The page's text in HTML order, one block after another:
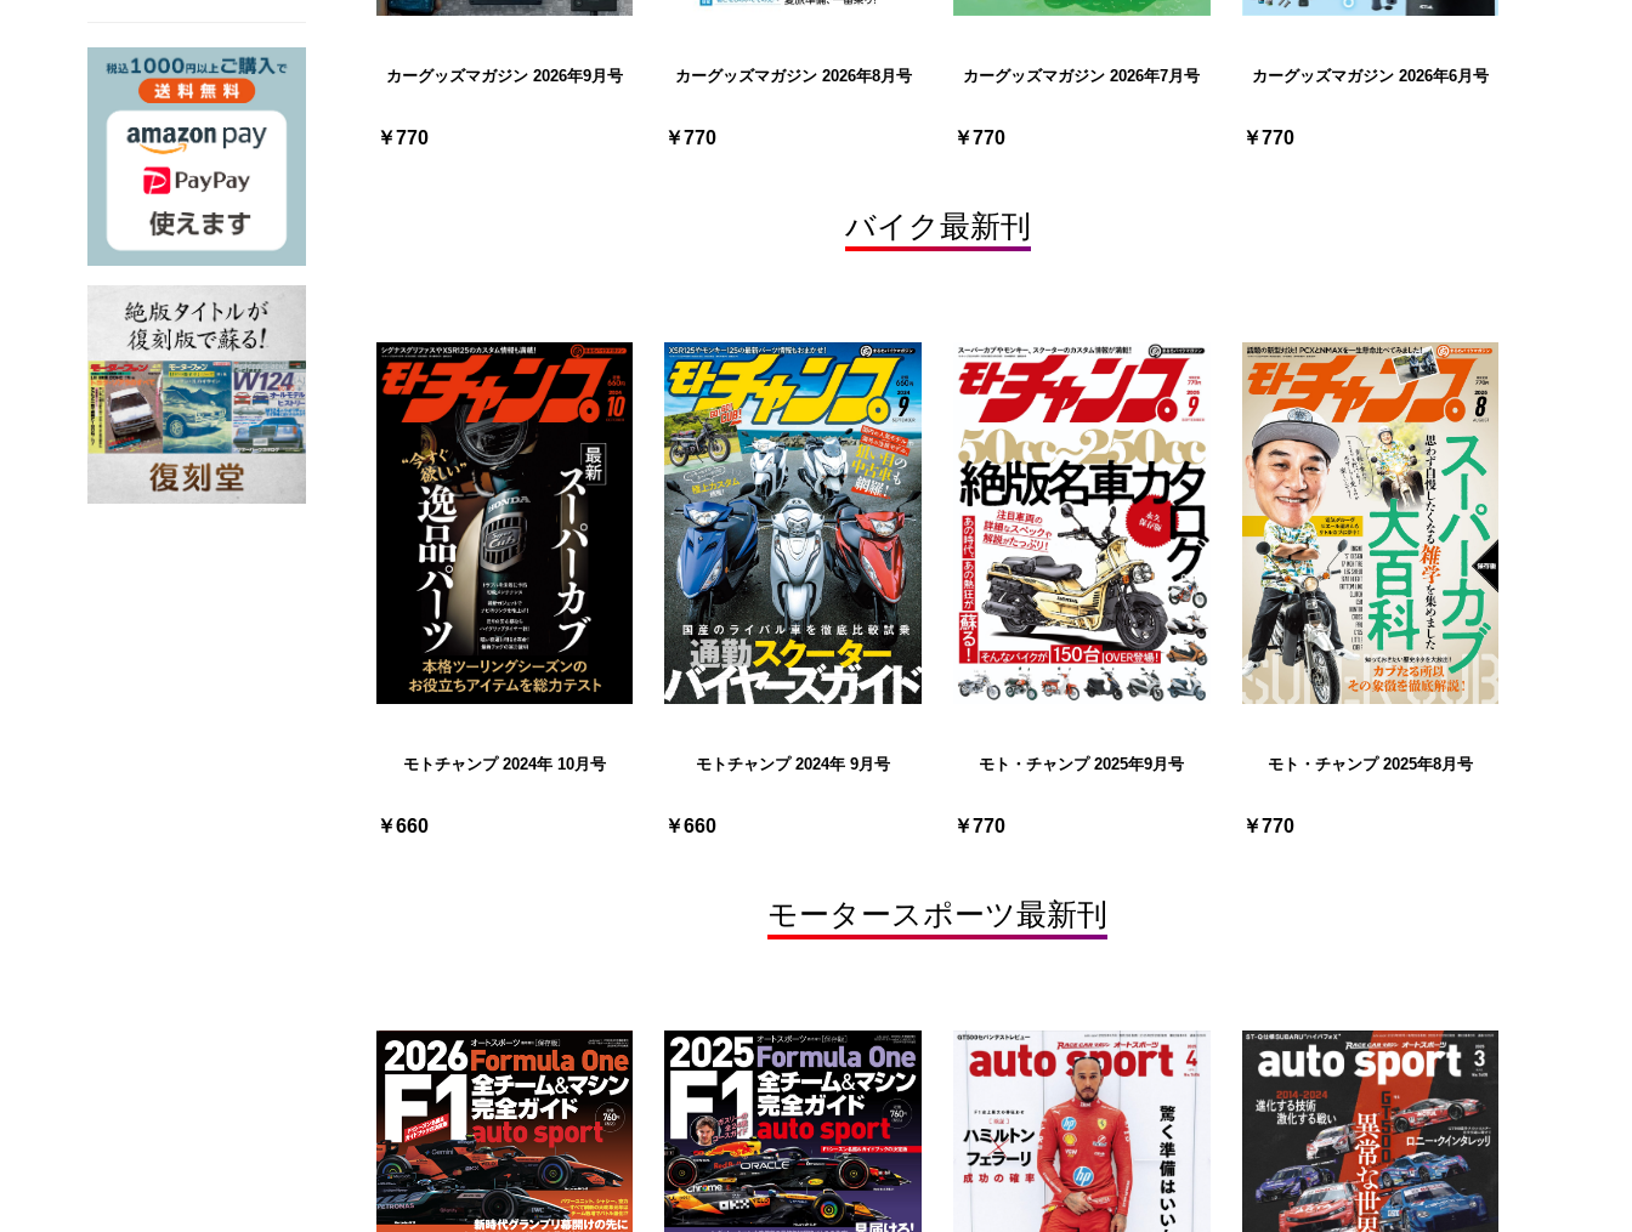
カーグッズマガジン 2026年9月号
￥770
カーグッズマガジン 2026年8月号
￥770
カーグッズマガジン 2026年7月号
￥770
カーグッズマガジン 2026年6月号
￥770
バイク最新刊
モトチャンプ 2024年 10月号
￥660
モトチャンプ 2024年 9月号
￥660
モト・チャンプ 2025年9月号
￥770
モト・チャンプ 2025年8月号
￥770
モータースポーツ最新刊